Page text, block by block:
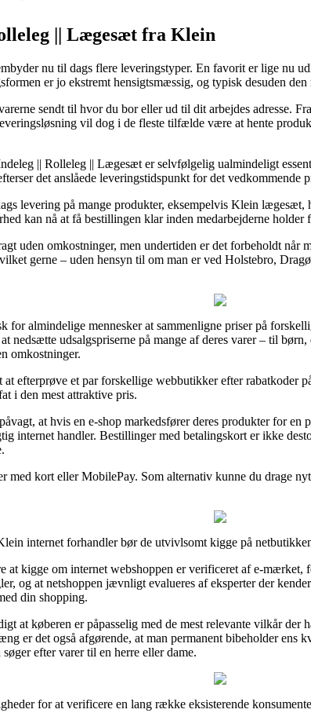
|| Lægesæt fra Klein
nu til dags flere leveringstyper. En favorit er lige nu
er jo ekstremt hensigtsmæssig, og typisk desuden
sendt til hvor du bor eller ud til dit arbejdes adresse.
vil dog i de fleste tilfælde være at hente
|| Rolleleg || Lægesæt er selvfølgelig ualmindeligt
det anslåede leveringstidspunkt for det vedkommende
levering på mange produkter, eksempelvis Klein
kan nå at få bestillingen klar inden medarbejderne holder
uden omkostninger, men undertiden er det forbeholdt
gerne – uden hensyn til om man er ved Holstebro,
for almindelige mennesker at sammenligne priser på
nedsætte udsalgspriserne på mange af deres varer – til
omkostninger.
efterprøve et par forskellige webbutikker efter
i den mest attraktive pris.
at hvis en e-shop markedsfører deres produkter for en
internet handler. Bestillinger med betalingskort er ikke
med kort eller MobilePay. Som alternativ kunne du drage
internet forhandler bør de utvivlsomt kigge på
at kigge om internet webshoppen er verificeret af e-
og at netshoppen jævnligt evalueres af eksperter der
din shopping.
at køberen er påpasselig med de mest relevante vilkår
er det også afgørende, at man permanent bibeholder ens
efter varer til en herre eller dame.
for at verificere en lang række eksisterende